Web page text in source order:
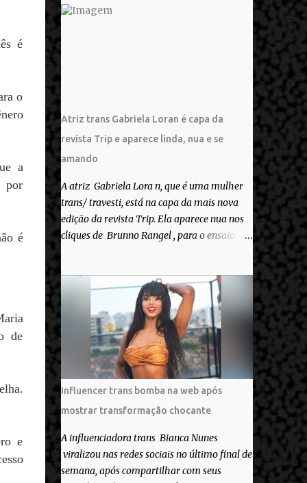
é
o
a
por
é
de
e
Atriz trans Gabriela Loran é capa da
revista Trip e aparece linda, nua e se
amando
A atriz Gabriela Lora n, que é uma mulher
trans/ travesti, está na capa da mais nova
edição da revista Trip. Ela aparece nua nos
cliques de Brunno Rangel , para o ensaio
“Você gosta do seu Corpo?”. “Finalmente
saiuuu!!! Muita felicidade e gratidão a toda
movimentação para que isso se tornasse
real. Agradeço aos lindos Bruno e Marcelo
por me convidarem para esse projeto
incrível, que fala acima de tudo sobre amor.
Todo carinho do mundo para a Dri da Trip
que foi a ponte disso tudo”, escreveu
Gabriela. Gabriela classificou a capa como
linda e a matéria que envolvem 180
histórias (e corpos nus) de gente que se
apaixonou pela própria pele – como
extraordinária. O Pele Projetc tem como
Influencer trans bomba na web após
mostrar transformação chocante
A influenciadora trans Bianca Nunes
viralizou nas redes sociais no último final de
semana, após compartilhar com seus